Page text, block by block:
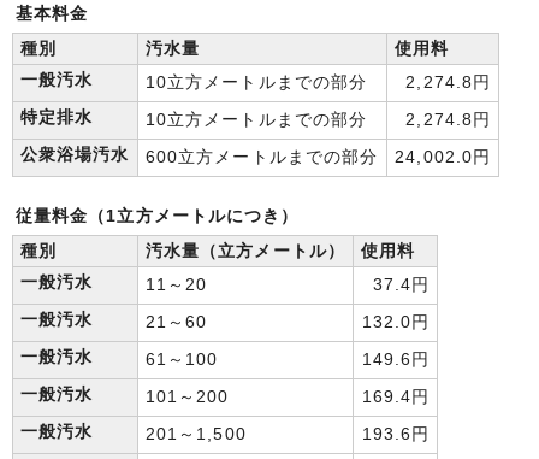
基本料金
種別 汚水量
使用料
一般汚水
10立方メートルまでの部分
2,274.8円
特定排水
10立方メートルまでの部分
2,274.8円
公衆浴場汚水
600立方メートルまでの部分 24,002.0円
従量料金（1立方メートルにつき）
種別 汚水量（立方メートル）
使用料
一般汚水
11～20
37.4円
一般汚水
21～60
132.0円
一般汚水
61～100
149.6円
一般汚水
101～200
169.4円
一般汚水
201～1,500 193.6円